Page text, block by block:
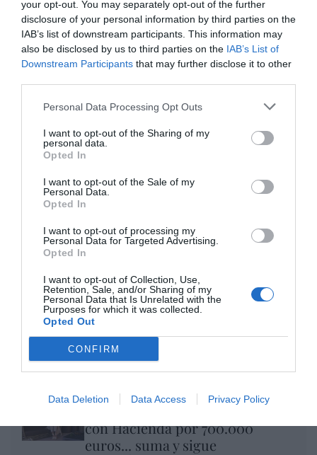
your opt-out. You may separately opt-out of the further
disclosure of your personal information by third parties on the
IAB’s list of downstream participants. This information may
also be disclosed by us to third parties on the IAB’s List of
Downstream Participants that may further disclose it to other
Personal Data Processing Opt Outs
I want to opt-out of the Sharing of my
personal data.
Opted In
I want to opt-out of the Sale of my
Personal Data.
Opted In
I want to opt-out of processing my
Personal Data for Targeted Advertising.
Opted In
I want to opt-out of Collection, Use,
Retention, Sale, and/or Sharing of my
Personal Data that Is Unrelated with the
Purposes for which it was collected.
Opted Out
CONFIRM
Data Deletion Data Access Privacy Policy
Oír se manifiesta delante de La Mareta:
“Pedro Sánchez es un criminal”
por Redacción
Artículos anteriores
Opinión
Enormes minucias
por Eulogio López
Nokia, Ericsson... Huawei: lo que importan
son las patentes
Eulogio López
Isabel Pantoja pierde dos pleitos
con Hacienda por 700.000
euros... suma y sigue